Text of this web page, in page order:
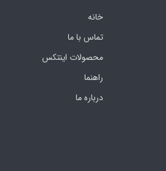
خانه
تماس با ما
محصولات اینتکس
راهنما
درباره ما